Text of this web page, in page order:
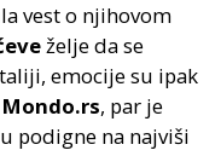
vest o njihovom
želje da se
emocije su ipak
Mondo.rs, par je
podigne na najviši